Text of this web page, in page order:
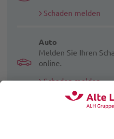
Schaden melden
Auto
Melden Sie Ihren
online.
Schaden melden